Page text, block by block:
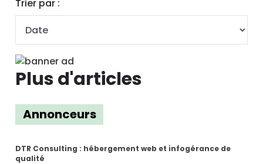
Trier par :
Plus d'articles
Annonceurs
DTR Consulting : hébergement web et infogérance de
qualité